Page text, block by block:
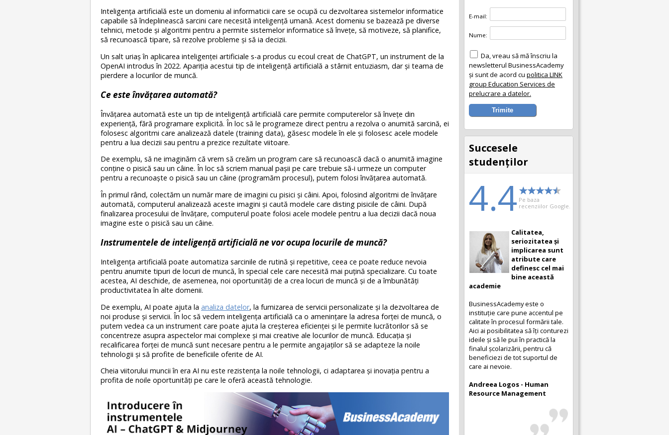
Inteligența artificială este un domeniu al informaticii care se ocupă cu dezvoltarea sistemelor informatice
capabile să îndeplinească sarcini care necesită inteligență umană. Acest domeniu se bazează pe diverse
tehnici, metode și algoritmi pentru a permite sistemelor informatice să învețe, să motiveze, să planifice,
să recunoască tipare, să rezolve probleme și să ia decizii.
Un salt uriaș în aplicarea inteligenței artificiale s-a produs cu ecoul creat de ChatGPT, un instrument de la
OpenAI introdus în 2022. Apariția acestui tip de inteligență artificială a stârnit entuziasm, dar și teama de
pierdere a locurilor de muncă.
Ce este învățarea automată?
Învățarea automată este un tip de inteligență artificială care permite computerelor să învețe din
experiență, fără programare explicită. În loc să le programeze direct pentru a rezolva o anumită sarcină, ei
folosesc algoritmi care analizează datele (training data), găsesc modele în ele și folosesc acele modele
pentru a lua decizii sau pentru a prezice rezultate viitoare.
De exemplu, să ne imaginăm că vrem să creăm un program care să recunoască dacă o anumită imagine
conține o pisică sau un câine. În loc să scriem manual pașii pe care trebuie să-i urmeze un computer
pentru a recunoaște o pisică sau un câine (programăm procesul), putem folosi învățarea automată.
În primul rând, colectăm un număr mare de imagini cu pisici și câini. Apoi, folosind algoritmi de învățare
automată, computerul analizează aceste imagini și caută modele care disting pisicile de câini. După
finalizarea procesului de învățare, computerul poate folosi acele modele pentru a lua decizii dacă noua
imagine este o pisică sau un câine.
Instrumentele de inteligență artificială ne vor ocupa locurile de muncă?
Inteligența artificială poate automatiza sarcinile de rutină și repetitive, ceea ce poate reduce nevoia
pentru anumite tipuri de locuri de muncă, în special cele care necesită mai puțină specializare. Cu toate
acestea, AI deschide, de asemenea, noi oportunități de a crea locuri de muncă și de a îmbunătăți
productivitatea în alte domenii.
De exemplu, AI poate ajuta la analiza datelor, la furnizarea de servicii personalizate și la dezvoltarea de
noi produse și servicii. În loc să vedem inteligența artificială ca o amenințare la adresa forței de muncă, o
putem vedea ca un instrument care poate ajuta la creșterea eficienței și le permite lucrătorilor să se
concentreze asupra aspectelor mai complexe și mai creative ale locurilor de muncă. Educația și
recalificarea forței de muncă sunt necesare pentru a le permite angajaților să se adapteze la noile
tehnologii și să profite de beneficiile oferite de AI.
Cheia viitorului muncii în era AI nu este rezistența la noile tehnologii, ci adaptarea și inovația pentru a
profita de noile oportunități pe care le oferă această tehnologie.
E-mail:
Nume:
Da, vreau să mă înscriu la
newsletterul BusinessAcademy
și sunt de acord cu politica LINK
group Education Services de
prelucrare a datelor.
Succesele
studenţilor
4.4 Pe baza
recenziilor Google.
Calitatea,
seriozitatea și
implicarea sunt
atribute care
definesc cel mai
bine această
academie
BusinessAcademy este o
instituție care pune accentul pe
calitate în procesul formării tale.
Aici ai posibilitatea să îți conturezi
ideile și să le pui în practică la
finalul școlarizării, pentru că
beneficiezi de tot suportul de
care ai nevoie.
Andreea Logos - Human
Resource Management
Modalitate
complexă și
completă la
cursurile din
cadrul
BusinessAcademy
modalitatea complexă și
completă a cursurilor din cadrul
BusinessAcademy. Cursurile
sunt o adevărată provocare, te
scot din zona ta de confort și te
fac să-ți schimbi viziunea asupra
lucrurilor care se practică pe
piața din România.
Cristiana Ursulean-Martin -
Cambridge Business Program